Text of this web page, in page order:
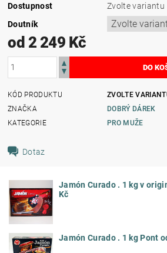
Dostupnost
Zvolte variantu
Doutník
od 2 249 Kč
KÓD PRODUKTU
ZVOLTE
ZNAČKA
DOBRÝ DÁREK
KATEGORIE
PRO MUŽE
Dotaz
Jamón Curado . 1 kg v
Kč
Jamón Curado . 1 kg Pont